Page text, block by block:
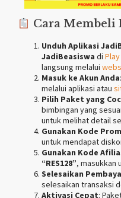
Cara Membeli
Unduh Aplikasi
JadiBeasiswa di
langsung melalui
Masuk ke Akun Anda
melalui aplikasi atau
Pilih Paket yang
bimbingan yang
untuk melihat detail
Gunakan Kode
untuk mendapat
Gunakan Kode
“RES128”, masukkan
Selesaikan
selesaikan transaksi
Aktivasi Cepat: